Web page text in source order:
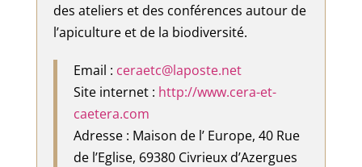
des ateliers et des conférences autour de
l’apiculture et de la biodiversité.
Email : ceraetc@laposte.net
Site internet : http://www.cera-et-
caetera.com
Adresse : Maison de l’ Europe, 40 Rue
de l’Eglise, 69380 Civrieux d’Azergues